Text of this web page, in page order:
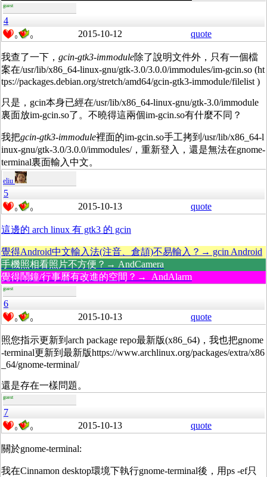
guest
4
0 0 2015-10-12 quote
我查了一下， gcin-gtk3-immodule除了說明文件外，只有一個檔
案在/usr/lib/x86_64-linux-gnu/gtk-3.0/3.0.0/immodules/im-gcin.so (ht
tps://packages.debian.org/stretch/amd64/gcin-gtk3-immodule/filelist )
只是，gcin本身已經在/usr/lib/x86_64-linux-gnu/gtk-3.0/immodule
裏面放im-gcin.so了。不曉得這兩個im-gcin.so有什麼不同？
我把gcin-gtk3-immodule裡面的im-gcin.so手工拷到/usr/lib/x86_64-l
inux-gnu/gtk-3.0/3.0.0/immodules/，重新登入，還是無法在gnome-
terminal裏面輸入中文。
eliu
5
0 0 2015-10-13 quote
這邊的 arch linux 有 gtk3 的 gcin
覺得Android中文輸入法(注音、倉頡)不易輸入？→ gcin Android
手機照相看照片不方便？→ AndCamera
覺得鬧鐘/行事曆有改進的空間？→ AndAlarm
guest
6
0 0 2015-10-13 quote
照您指示更新到arch package repo最新版(x86_64)，我也把gnome
-terminal更新到最新版https://www.archlinux.org/packages/extra/x86
_64/gnome-terminal/
還是存在一樣問題。
guest
7
0 0 2015-10-13 quote
關於gnome-terminal:
我在Cinnamon desktop環境下執行gnome-terminal後，用ps -ef只